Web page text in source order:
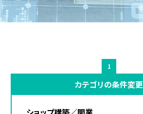
1
カテゴリの条件変更